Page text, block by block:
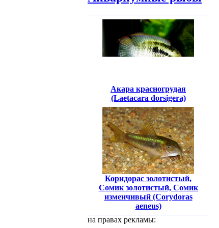
Акара красногрудая
(Laetacara dorsigera)
Коридорас золотистый,
Сомик золотистый, Сомик
изменчивый (Corydoras
aeneus)
на правах рекламы: